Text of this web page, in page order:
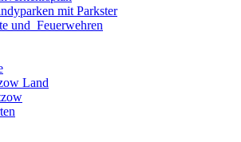
mit Parkster
und ­ Feuerwehren
Land